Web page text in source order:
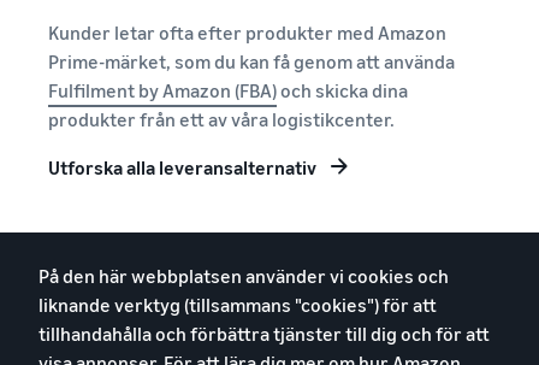
Kunder letar ofta efter produkter med Amazon
Prime-märket, som du kan få genom att använda
Fulfilment by Amazon (FBA)och skicka dina
produkter från ett av våra logistikcenter.
Utforska alla leveransalternativ
Sälj och frakta över hela
På den här webbplatsen använder vi cookies och
liknande verktyg (tillsammans "cookies") för att
tillhandahålla och förbättra tjänster till dig och för att